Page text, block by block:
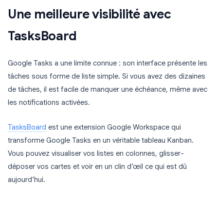
Une meilleure visibilité avec
TasksBoard
Google Tasks a une limite connue : son interface présente les
tâches sous forme de liste simple. Si vous avez des dizaines
de tâches, il est facile de manquer une échéance, même avec
les notifications activées.
TasksBoard est une extension Google Workspace qui
transforme Google Tasks en un véritable tableau Kanban.
Vous pouvez visualiser vos listes en colonnes, glisser-
déposer vos cartes et voir en un clin d’œil ce qui est dû
aujourd’hui.